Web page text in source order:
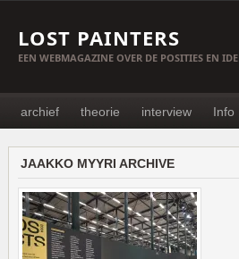
LOST PAINTERS
EEN WEBMAGAZINE OVER DE POSITIES EN
archief theorie interview Info
JAAKKO MYYRI ARCHIVE